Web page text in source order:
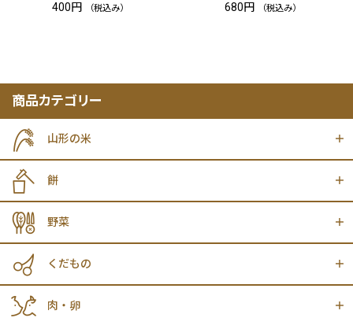
400円
（税込み）
680円
（税込み）
商品カテゴリー
山形の米
餅
野菜
くだもの
肉・卵